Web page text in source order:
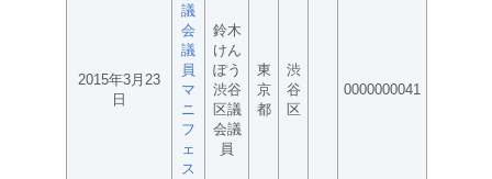
2015年3月23
日
議
会
議
員
マ
ニ
フ
ェ
ス
鈴木
けん
ぽう
渋谷
区議
会議
員
東
京
都
渋
谷
区
0000000041